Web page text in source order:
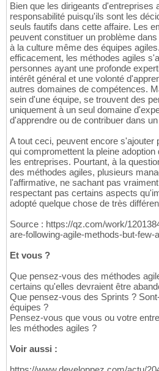
Bien que les dirigeants d'entreprises
responsabilité puisqu'ils sont les
seuls fautifs dans cette affaire. Les
peuvent constituer un problème
à la culture même des équipes
efficacement, les méthodes agiles
personnes ayant une profonde
intérêt général et une volonté
autres domaines de compétences.
sein d'une équipe, se trouvent des
uniquement à un seul domaine
d'apprendre ou de contribuer dans
A tout ceci, peuvent encore s'ajouter
qui compromettent la pleine
les entreprises. Pourtant, à la
des méthodes agiles, plusieurs
l'affirmative, ne sachant pas
respectant pas certains aspects
adopté quelque chose de très
Source : https://qz.com/work/
are-following-agile-methods-but-few-
Et vous ?
Que pensez-vous des méthodes
certains qu'elles devraient être
Que pensez-vous des Sprints ?
équipes ?
Pensez-vous que vous ou votre
les méthodes agiles ?
Voir aussi :